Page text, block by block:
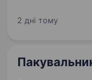
Розвантаження-
2 дні тому